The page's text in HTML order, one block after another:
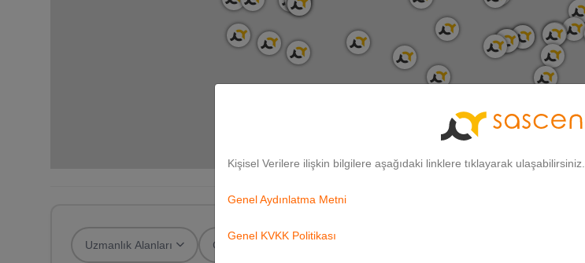
Uzmanlık Alanları Çalışma Alanları
Kişisel Verilere ilişkin bilgilere aşağıdaki linklere tıklayarak ulaşabilirsiniz.
Genel Aydınlatma Metni
Genel KVKK Politikası